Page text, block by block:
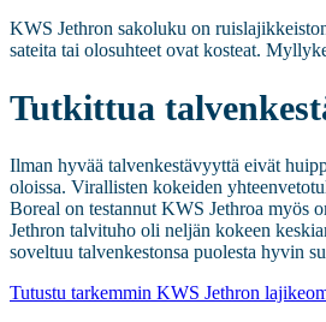
KWS Jethron sakoluku on
sateita tai olosuhteet ovat kosteat.
Tutkittua
Ilman hyvää talvenkestävyyttä eivät
oloissa. Virallisten kokeiden
Boreal on testannut KWS Jethroa myös
Jethron talvituho oli neljän kokeen
soveltuu talvenkestonsa puolesta hyvin
Tutustu tarkemmin KWS Jethron